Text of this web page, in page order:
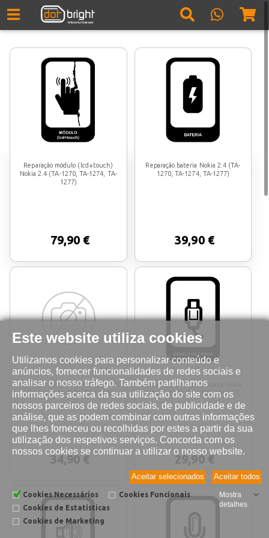
Este website utiliza cookies
Utilizamos cookies para personalizar conteúdo e
anúncios, fornecer funcionalidades de redes sociais e
analisar o nosso tráfego. Também partilhamos
informações acerca da sua utilização do site com os
nossos parceiros de redes sociais, de publicidade e de
análise, que as podem combinar com outras informações
que lhes forneceu ou recolhidas por estes a partir da sua
utilização dos respetivos serviços. Concorda com os
nossos cookies se continuar a utilizar o nosso website.
Aceitar todos
Aceitar selecionados
Cookies Necessários
Cookies Funcionais
Cookies de Estatísticas
Cookies de Marketing
Mostra
detalhes
Reparação módulo (lcd+touch)
Nokia 2.4 (TA-1270, TA-1274, TA-
1277)
79,90 €
Reparação bateria Nokia 2.4 (TA-
1270, TA-1274, TA-1277)
39,90 €
Reparação tampa traseira Nokia 2.4
(TA-1270, TA-1274, TA-1277)
34,90 €
Reparação conetor de carga Nokia
2.4 (TA-1270, TA-1274, TA-1277)
29,90 €